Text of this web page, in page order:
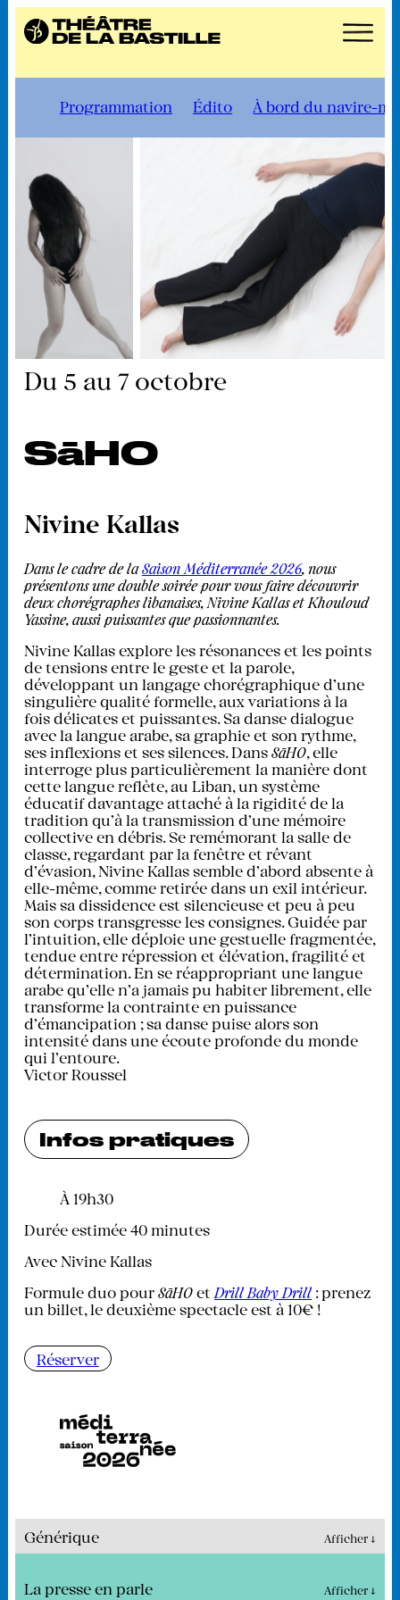
Programmation Édito À bord du navire-
Du 5 au 7 octobre
SāHO
Nivine Kallas
Dans le cadre de laSaison Méditerranée 2026, nous
présentons une double soirée pour vous faire découvrir
deux chorégraphes libanaises, Nivine Kallas et Khouloud
Yassine, aussi puissantes que passionnantes.
Nivine Kallas explore les résonances et les points
de tensions entre le geste et la parole,
développant un langage chorégraphique d’une
singulière qualité formelle, aux variations à la
fois délicates et puissantes. Sa danse dialogue
avec la langue arabe, sa graphie et son rythme,
ses inflexions et ses silences. Dans SāHO , elle
interroge plus particulièrement la manière dont
cette langue reflète, au Liban, un système
éducatif davantage attaché à la rigidité de la
tradition qu’à la transmission d’une mémoire
collective en débris. Se remémorant la salle de
classe, regardant par la fenêtre et rêvant
d’évasion, Nivine Kallas semble d’abord absente à
elle-même, comme retirée dans un exil intérieur.
Mais sa dissidence est silencieuse et peu à peu
son corps transgresse les consignes. Guidée par
l’intuition, elle déploie une gestuelle fragmentée,
tendue entre répression et élévation, fragilité et
détermination. En se réappropriant une langue
arabe qu’elle n’a jamais pu habiter librement, elle
transforme la contrainte en puissance
d’émancipation ; sa danse puise alors son
intensité dans une écoute profonde du monde
qui l’entoure.
Victor Roussel
Infos pratiques
À 19h30
Durée estimée 40 minutes
Avec Nivine Kallas
Formule duo pour SāHO et Drill Baby Drill : prenez
un billet, le deuxième spectacle est à 10€ !
Réserver
Générique Afficher ↓
La presse en parle Afficher ↓